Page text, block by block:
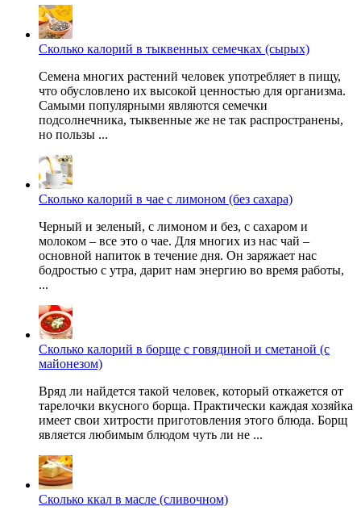
Сколько калорий в тыквенных семечках (сырых)
Семена многих растений человек употребляет в пищу,
что обусловлено их высокой ценностью для организма.
Самыми популярными являются семечки
подсолнечника, тыквенные же не так распространены,
но пользы ...
Сколько калорий в чае с лимоном (без сахара)
Черный и зеленый, с лимоном и без, с сахаром и
молоком – все это о чае. Для многих из нас чай –
основной напиток в течение дня. Он заряжает нас
бодростью с утра, дарит нам энергию во время работы,
...
Сколько калорий в борще с говядиной и сметаной (с
майонезом)
Вряд ли найдется такой человек, который откажется от
тарелочки вкусного борща. Практически каждая хозяйка
имеет свои хитрости приготовления этого блюда. Борщ
является любимым блюдом чуть ли не ...
Сколько ккал в масле (сливочном)